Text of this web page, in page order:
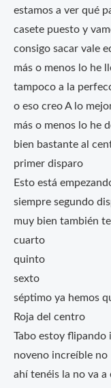
estamos a ver qué
casete puesto y
consigo sacar vale
más o menos lo he
tampoco a la
o eso creo A lo
más o menos lo he
bien bastante al
primer disparo
Esto está
siempre segundo
muy bien también
cuarto
quinto
sexto
séptimo ya hemos
Roja del centro
Tabo estoy
noveno increíble no
ahí tenéis la no va a